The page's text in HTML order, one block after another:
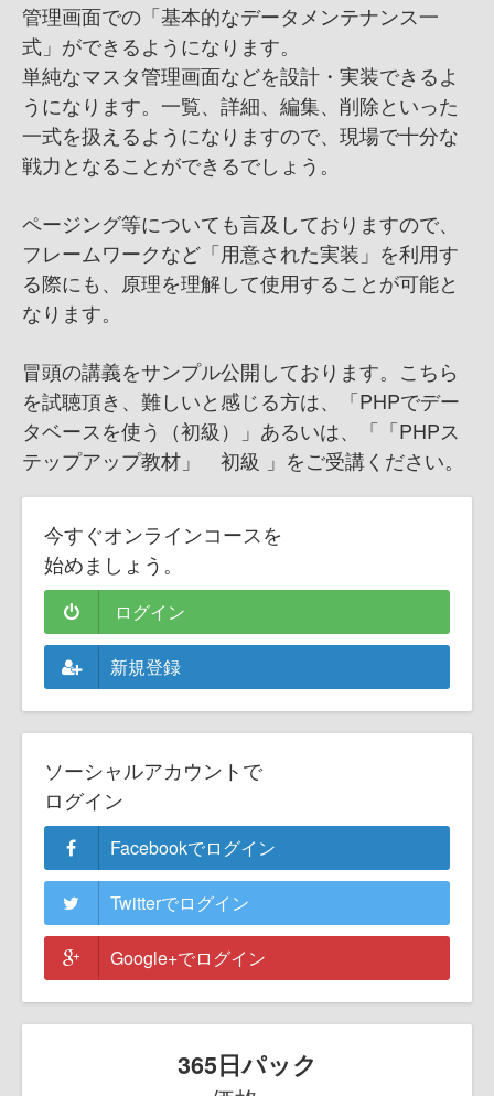
管理画面での「基本的なデータメンテナンス一
式」ができるようになります。
単純なマスタ管理画面などを設計・実装できるよ
うになります。一覧、詳細、編集、削除といった
一式を扱えるようになりますので、現場で十分な
戦力となることができるでしょう。
ページング等についても言及しておりますので、
フレームワークなど「用意された実装」を利用す
る際にも、原理を理解して使用することが可能と
なります。
冒頭の講義をサンプル公開しております。こちら
を試聴頂き、難しいと感じる方は、「PHPでデー
タベースを使う（初級）」あるいは、「「PHPス
テップアップ教材」 初級 」をご受講ください。
今すぐオンラインコースを
始めましょう。
ログイン
新規登録
ソーシャルアカウントで
ログイン
Facebookでログイン
Twitterでログイン
Google+でログイン
365日パック